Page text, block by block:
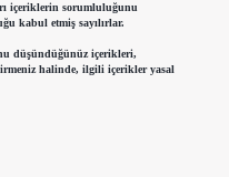
içeriklerin sorumluluğunu
kabul etmiş sayılırlar.
düşündüğünüz içerikleri,
halinde, ilgili içerikler yasal